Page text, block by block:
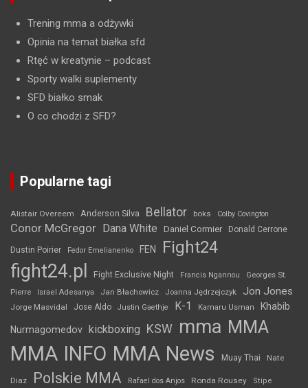
Trening mma a odżywki
Opinia na temat białka sfd
Rtęć w kreatynie – podcast
Sporty walki suplementy
SFD białko smak
O co chodzi z SFD?
Popularne tagi
Alistair Overeem Anderson Silva Bellator boks Colby Covington
Conor McGregor Dana White Daniel Cormier Donald Cerrone
Dustin Poirier Fedor Emelianenko FEN Fight24
fight24.pl Fight Exclusive Night Francis Ngannou
Georges St.
Pierre
Israel Adesanya Jan Błachowicz Joanna Jędrzejczyk Jon Jones
Jorge Masvidal Jose Aldo Justin Gaethje K-1 Kamaru Usman Khabib
Nurmagomedov kickboxing KSW mma MMA
MMA INFO MMA News Muay Thai Nate
Diaz Polskie MMA Rafael dos Anjos Ronda Rousey Stipe